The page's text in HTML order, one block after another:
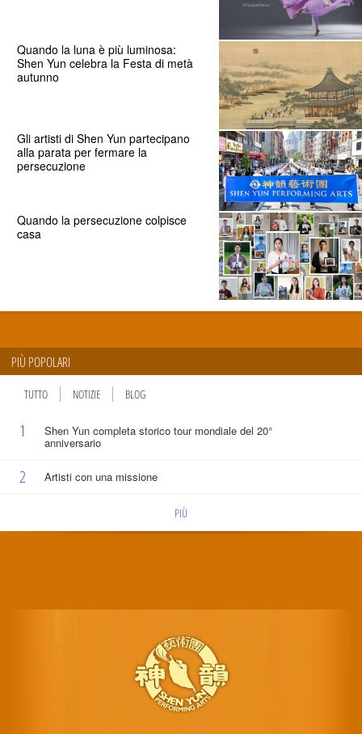
Quando la luna è più luminosa:
Shen Yun celebra la Festa di metà
autunno
Gli artisti di Shen Yun partecipano
alla parata per fermare la
persecuzione
Quando la persecuzione colpisce
casa
PIÙ POPOLARI
TUTTO NOTIZIE BLOG
1 Shen Yun completa storico tour mondiale del 20°
anniversario
2 Artisti con una missione
PIÙ